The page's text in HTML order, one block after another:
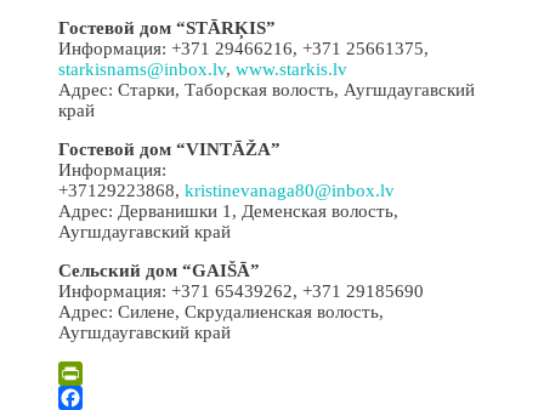
Гостевой дом “STĀRĶIS”
Информация: +371 29466216, +371 25661375,
starkisnams@inbox.lv, www.starkis.lv
Адрес: Старки, Таборская волость, Аугшдаугавский
край
Гостевой дом “VINTĀŽA”
Информация:
+37129223868, kristinevanaga80@inbox.lv
Адрес: Дерванишки 1, Деменская волость,
Аугшдаугавский край
Сельский дом “GAIŠĀ”
Информация: +371 65439262, +371 29185690
Адрес: Силене, Скрудалиенская волость,
Аугшдаугавский край
PrintFriendly